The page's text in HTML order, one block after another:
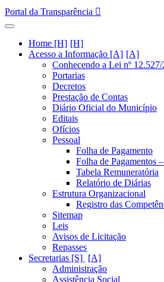
Portal da Transparência
Home [H]
Acesso a Informação [A]
Conhecendo a Lei nº 12.527/
Portarias
Decretos
Prestação de Contas
Diário Oficial do Município
Editais
Ofícios
Pessoal
Folha de Pagamento
Folha de Pagamentos
Tabela Remuneratória
Relatório de Diárias
Estrutura Organizacional
Registro das
Sitemap
Leis
Avisos de Licitação
Repasses
Secretarias [S]
Administração
Assistência Social